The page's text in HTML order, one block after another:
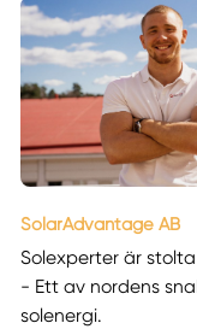
SolarAdvantage AB
Solexperter är
- Ett av nordens
solenergi.